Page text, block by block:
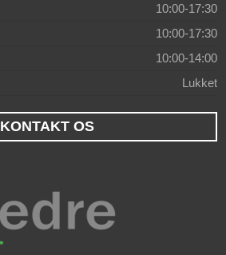
10:00-17:30
10:00-17:30
10:00-14:00
Lukket
KONTAKT OS